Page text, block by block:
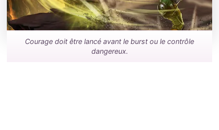
Courage doit être lancé avant le burst ou le contrôle
dangereux.